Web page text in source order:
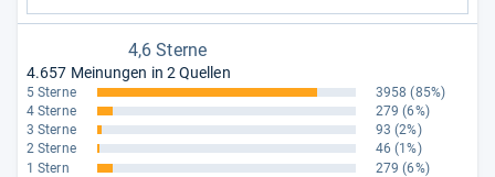
4,6 Sterne
4.657 Meinungen in 2 Quellen
5 Sterne 3958 (85%)
4 Sterne
279 (6%)
3 Sterne
93 (2%)
2 Sterne
46 (1%)
1 Stern
279 (6%)